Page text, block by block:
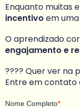
Enquanto muitas
incentivo em
O aprendizado
engajamento e
???? Quer ver na
Entre em contato